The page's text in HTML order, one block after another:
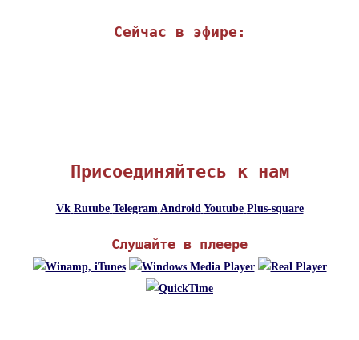
Сейчас в эфире:
Присоединяйтесь к нам
Vk Rutube Telegram Android Youtube Plus-square
Слушайте в плеере